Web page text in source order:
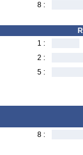
8 :
1 :
2 :
5 :
8 :